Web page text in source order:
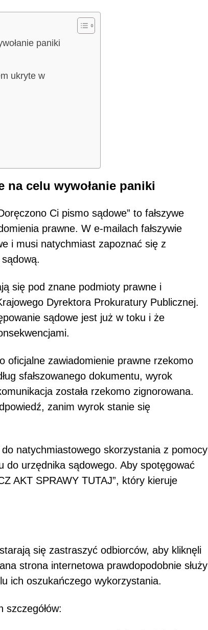
paniki
ukryte w
na celu wywołanie paniki
Ci pismo sądowe” to fałszywe
prawne. W e-mailach fałszywie
i musi natychmiast zapoznać się z
się pod znane podmioty prawne i
Dyrektora Prokuratury Publicznej.
sądowe jest już w toku i że
oficjalne zawiadomienie prawne rzekomo
sfałszowanego dokumentu, wyrok
została rzekomo zignorowana.
zanim wyrok stanie się
natychmiastowego skorzystania z pomocy
do urzędnika sądowego. Aby spotęgować
AKT SPRAWY TUTAJ”, który kieruje
się zastraszyć odbiorców, aby kliknęli
strona internetowa prawdopodobnie służy
ich oszukańczego wykorzystania.
szczegółów: